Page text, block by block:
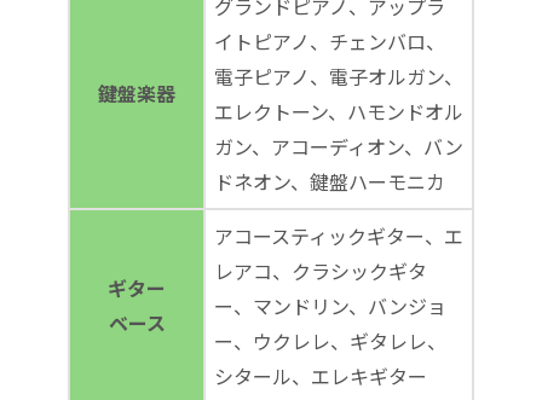
鍵盤楽器
グランドピアノ、アップラ
イトピアノ、チェンバロ、
電子ピアノ、電子オルガン、
エレクトーン、ハモンドオル
ガン、アコーディオン、バン
ドネオン、鍵盤ハーモニカ
ギター
ベース
アコースティックギター、エ
レアコ、クラシックギタ
ー、マンドリン、バンジョ
ー、ウクレレ、ギタレレ、
シタール、エレキギター